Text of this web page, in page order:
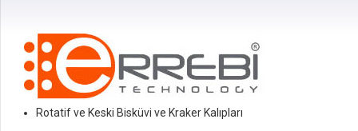
Rotatif ve Keski Bisküvi ve Kraker Kalıpları